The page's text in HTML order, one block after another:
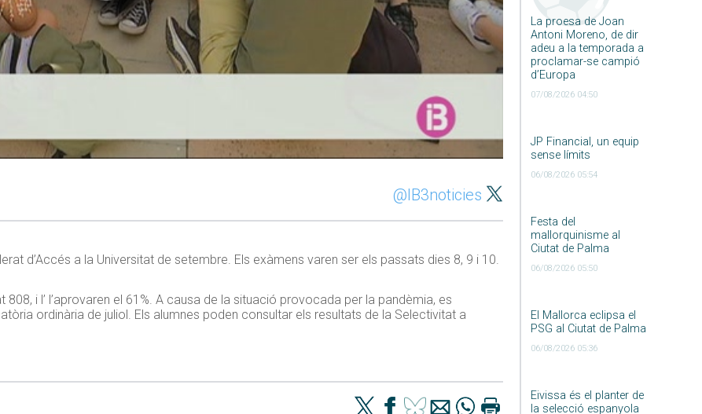
La proesa de Joan
Antoni Moreno, de dir
adeu a la temporada a
proclamar-se campió
d’Europa
07/08/2026 04:50
JP Financial, un equip
sense límits
06/08/2026 05:54
Festa del
mallorquinisme al
Ciutat de Palma
06/08/2026 05:50
El Mallorca eclipsa el
PSG al Ciutat de Palma
06/08/2026 05:36
Eivissa és el planter de
la selecció espanyola
@IB3noticies
d’Accés a la Universitat de setembre. Els exàmens varen ser els passats dies 8, 9 i 10.
808, i l’ l’aprovaren el 61%. A causa de la situació provocada per la pandèmia, es
ordinària de juliol. Els alumnes poden consultar els resultats de la Selectivitat a